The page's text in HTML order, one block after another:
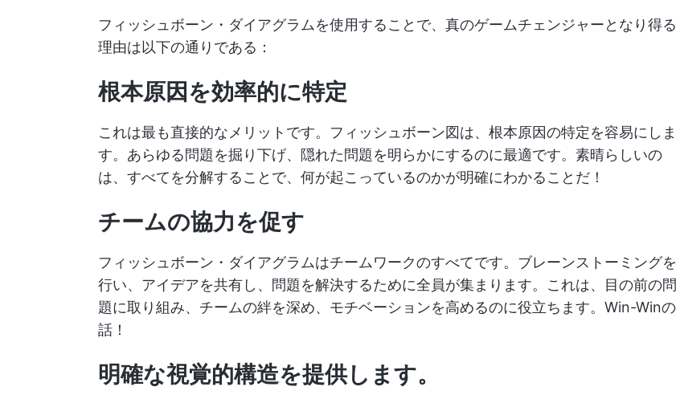
フィッシュボーン・ダイアグラムを使用することで、真のゲームチェンジャーとなり得る
理由は以下の通りである：
根本原因を効率的に特定
これは最も直接的なメリットです。フィッシュボーン図は、根本原因の特定を容易にしま
す。あらゆる問題を掘り下げ、隠れた問題を明らかにするのに最適です。素晴らしいの
は、すべてを分解することで、何が起こっているのかが明確にわかることだ！
チームの協力を促す
フィッシュボーン・ダイアグラムはチームワークのすべてです。ブレーンストーミングを
行い、アイデアを共有し、問題を解決するために全員が集まります。これは、目の前の問
題に取り組み、チームの絆を深め、モチベーションを高めるのに役立ちます。Win-Winの
話！
明確な視覚的構造を提供します。